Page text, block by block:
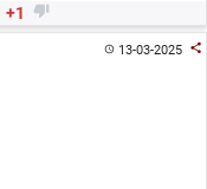
+1 
13-03-2025 